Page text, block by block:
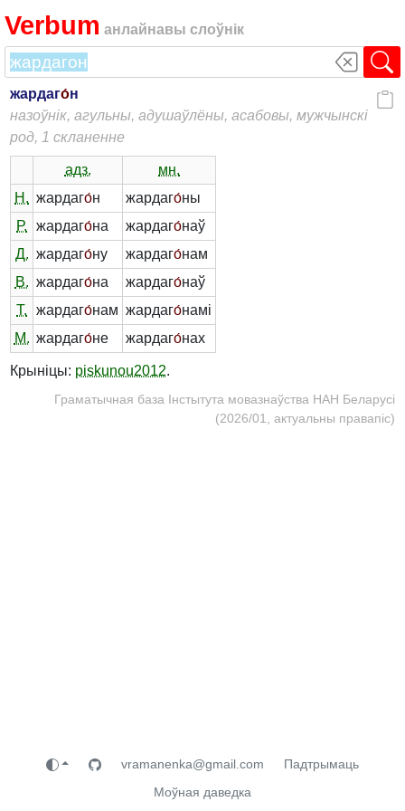
Verbum анлайнавы слоўнік
жардаго́н
назоўнік, агульны, адушаўлёны, асабовы, мужчынскі
род, 1 скланенне
адз.
мн.
Н. жардаго́н жардаго́ны
Р.
жардаго́на жардаго́наў
Д. жардаго́ну жардаго́нам
В. жардаго́на жардаго́наў
Т.
жардаго́нам жардаго́намі
М. жардаго́не жардаго́нах
Крыніцы: piskunou2012.
Граматычная база Інстытута мовазнаўства НАН Беларусі
(2026/01, актуальны правапіс)
vramanenka@gmail.com
Падтрымаць
Моўная даведка